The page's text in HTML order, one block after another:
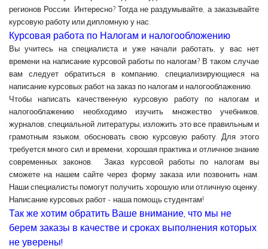
регионов России. Интересно? Тогда не раздумывайте, а заказывайте
курсовую работу или дипломную у нас.
Курсовая работа по Налогам и налогообложению
Вы учитесь на специалиста и уже начали работать, у вас нет
времени на написание курсовой работы по налогам? В таком случае
вам следует обратиться в компанию, специализирующиеся на
написание курсовых работ на заказ по налогам и налогооблажению.
Чтобы написать качественную курсовую работу по налогам и
налогооблажению необходимо изучить множество учебников,
журналов, специальной литературы, изложить это все правильным и
грамотным языком, обосновать свою курсовую работу. Для этого
требуется много сил и времени, хорошая практика и отличное знание
современных законов. Заказ курсовой работы по налогам вы
сможете на нашем сайте через форму заказа или позвонить нам.
Наши специалисты помогут получить хорошую или отличную оценку.
Написание курсовых работ - наша помощь студентам!
Так же хотим обратить Ваше внимание, что мы не
берем заказы в качестве и сроках выполнения которых
не уверены!